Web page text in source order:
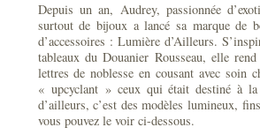
Depuis un an, Audrey, passionnée
surtout de bijoux a lancé sa marque de
d’accessoires : Lumière d’Ailleurs.
tableaux du Douanier Rousseau, elle
lettres de noblesse en cousant avec soin
« upcyclant » ceux qui était destiné à
d’ailleurs, c’est des modèles lumineux,
vous pouvez le voir ci-dessous.